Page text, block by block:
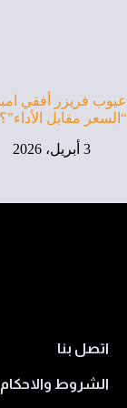
عيوب فريزر أفقي
“السعر مقابل الأداء”؟
3 أبريل، 2026
اتصل بنا
الشروط والاحكام